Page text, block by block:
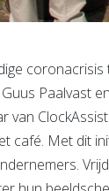
Paalvast
van
café. Met dit